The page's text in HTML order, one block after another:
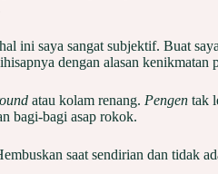
ini saya sangat subjektif. Buat
dengan alasan kenikmatan
atau kolam renang. Pengen tak
bagi-bagi asap rokok.
saat sendirian dan tidak